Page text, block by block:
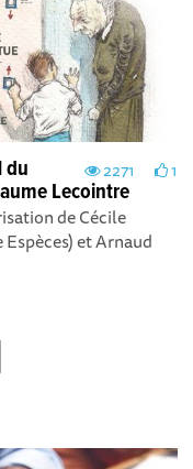
2271 1
du
Lecointre
de Cécile
et Arnaud